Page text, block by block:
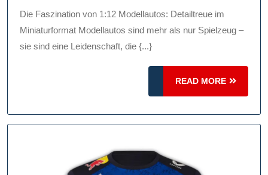
Modellautos:
Detailtreue
Im
Miniaturformat
2026
Die Faszination von 1:12 Modellautos: Detailtreue im
Miniaturformat Modellautos sind mehr als nur Spielzeug –
sie sind eine Leidenschaft, die {...}
READ MORE
READ
MORE